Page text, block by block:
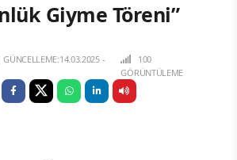
Giyme Töreni”
GÜNCELLEME:14.03.2025 -
100
GÖRÜNTÜLEME